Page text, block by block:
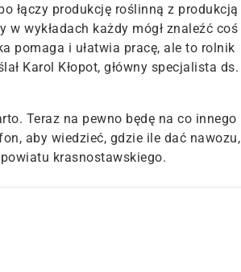
łączy produkcję roślinną z produkcją
wykładach każdy mógł znaleźć coś
pomaga i ułatwia pracę, ale to rolnik
Karol Kłopot, główny specjalista ds.
Teraz na pewno będę na co innego
aby wiedzieć, gdzie ile dać nawozu,
krasnostawskiego.